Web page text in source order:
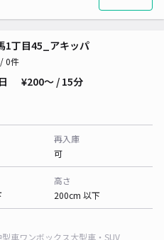
1丁目45_アキッパ
/ 0件
¥200〜 / 15分
再入庫
可
高さ
200cm 以下
型車ワンボックス大型車・SUV